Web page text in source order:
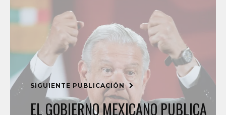
SIGUIENTE PUBLICACIÓN
EL GOBIERNO MEXICANO PUBLICA